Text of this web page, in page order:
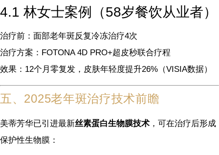
4.1 林女士案例（58岁餐饮从业者）
治疗前：面部老年斑反复冷冻治疗4次
治疗方案：FOTONA 4D PRO+超皮秒联合疗程
效果：12个月零复发，皮肤年轻度提升26%（VISIA数据）
五、2025老年斑治疗技术前瞻
美蒂芳华已引进最新丝素蛋白生物膜技术 ，可在治疗后形成
保护性生物膜：